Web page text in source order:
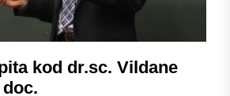
kod dr.sc. Vildane